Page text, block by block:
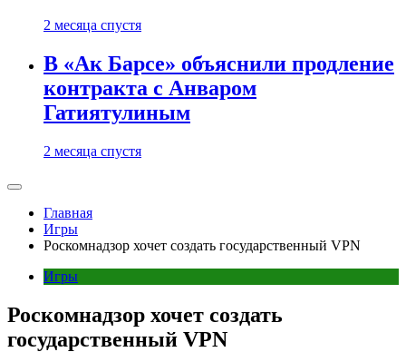
2 месяца спустя
В «Ак Барсе» объяснили продление
контракта с Анваром
Гатиятулиным
2 месяца спустя
Главная
Игры
Роскомнадзор хочет создать государственный VPN
Игры
Роскомнадзор хочет создать
государственный VPN